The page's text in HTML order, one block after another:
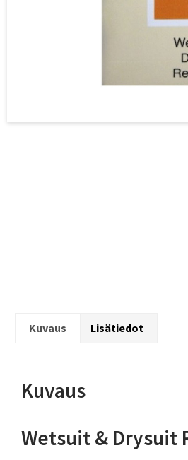
Kuvaus Lisätiedot
Kuvaus
Wetsuit & Drysuit